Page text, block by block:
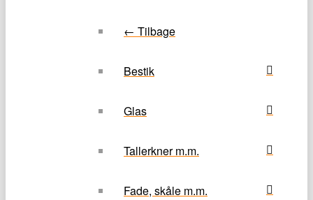
← Tilbage
Bestik
Glas
Tallerkner m.m.
Fade, skåle m.m.